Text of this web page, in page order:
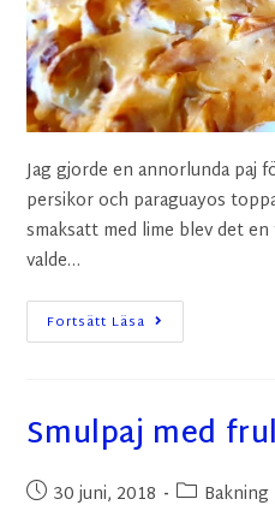
Jag gjorde en annorlunda paj
persikor och paraguayos
smaksatt med lime blev det
valde…
Fortsätt Läsa
Smulpaj med
30 juni, 2018 Bakning